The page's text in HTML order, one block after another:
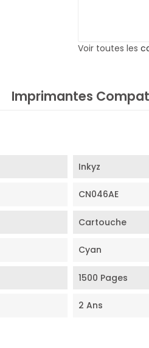
Voir toutes les
Imprimantes
Inkyz
CN046AE
Cartouche
Cyan
1500 Pages
2 Ans